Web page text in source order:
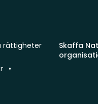
Skaffa
rättigheter